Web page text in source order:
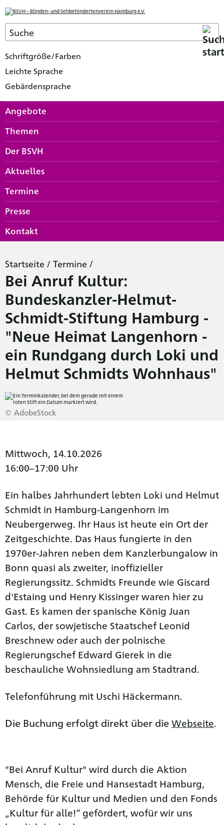
Schriftgröße/Farben
Leichte Sprache
Gebärdensprache
Angebote
Themen
Der BSVH
Aktuelles
Termine
Presse
Kontakt
Startseite / Termine /
Bei Anruf Kultur:
Bundeskanzler-Helmut-
Schmidt-Stiftung Hamburg -
"Neue Heimat Langenhorn -
ein Rundgang durch Loki und
Helmut Schmidts Wohnhaus"
© AdobeStock
Mittwoch, 14.10.2026
16:00–17:00 Uhr
Ein halbes Jahrhundert lebten Loki und Helmut
Schmidt in Hamburg-Langenhorn im
Neubergerweg. Ihr Haus ist heute ein Ort der
Zeitgeschichte. Das Haus fungierte in den
1970er-Jahren neben dem Kanzlerbungalow in
Bonn quasi als zweiter, inoffizieller
Regierungssitz. Schmidts Freunde wie Giscard
d'Estaing und Henry Kissinger waren hier zu
Gast. Es kamen der spanische König Juan
Carlos, der sowjetische Staatschef Leonid
Breschnew oder auch der polnische
Regierungschef Edward Gierek in die
beschauliche Wohnsiedlung am Stadtrand.
Telefonführung mit Uschi Häckermann.
Die Buchung erfolgt direkt über die Webseite.
"Bei Anruf Kultur" wird durch die Aktion
Mensch, die Freie und Hansestadt Hamburg,
Behörde für Kultur und Medien und den Fonds
„Kultur für alle!“ gefördert, wofür wir uns